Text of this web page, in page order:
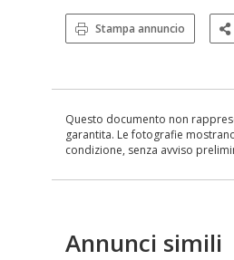
Stampa annuncio
Questo documento non
garantita. Le fotografie
condizione, senza avviso
Annunci simili